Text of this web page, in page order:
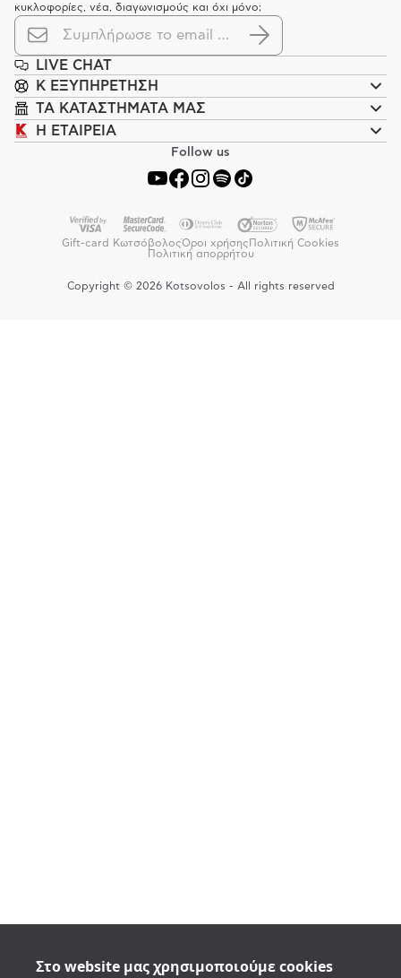
Στο website μας χρησιμοποιούμε cookies
κυκλοφορίες, νέα, διαγωνισμούς και όχι μόνο;
LIVE CHAT
K ΕΞΥΠΗΡΕΤΗΣΗ
ΤΑ ΚΑΤΑΣΤΗΜΑΤΑ ΜΑΣ
Η ΕΤΑΙΡΕΙΑ
Follow us
Gift-card ΚωτσόβολοςΌροι χρήσης Πολιτική Cookies
Πολιτική απορρήτου
Copyright © 2026 Kotsovolos - All rights reserved